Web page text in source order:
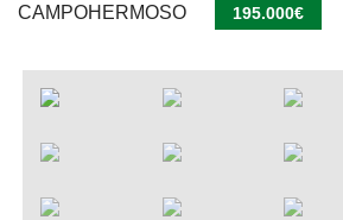
Quiénes Somos
Contacto
CAMPOHERMOSO
195.000€